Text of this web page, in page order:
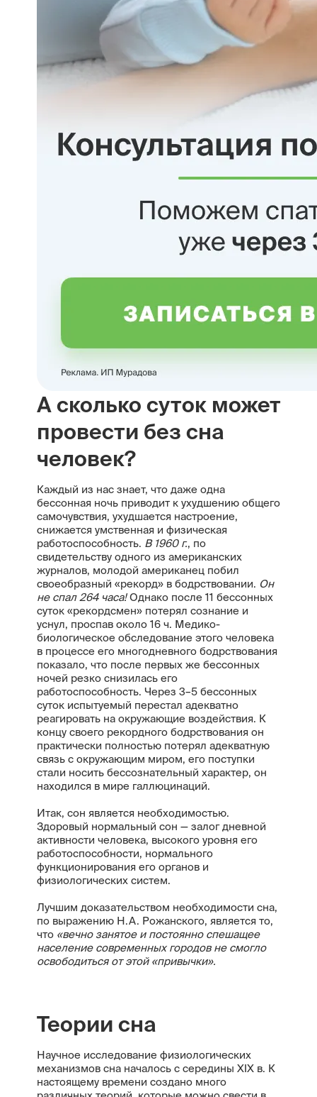
А сколько суток может
провести без сна
человек?
Каждый из нас знает, что даже одна
бессонная ночь приводит к ухудшению общего
самочувствия, ухудшается настроение,
снижается умственная и физическая
работоспособность. В 1960 г., по
свидетельству одного из американских
журналов, молодой американец побил
своеобразный «рекорд» в бодрствовании. Он
не спал 264 часа!Однако после 11 бессонных
суток «рекордсмен» потерял сознание и
уснул, проспав около 16 ч. Медико-
биологическое обследование этого человека
в процессе его многодневного бодрствования
показало, что после первых же бессонных
ночей резко снизилась его
работоспособность. Через 3–5 бессонных
суток испытуемый перестал адекватно
реагировать на окружающие воздействия. К
концу своего рекордного бодрствования он
практически полностью потерял адекватную
связь с окружающим миром, его поступки
стали носить бессознательный характер, он
находился в мире галлюцинаций.
Итак, сон является необходимостью.
Здоровый нормальный сон — залог дневной
активности человека, высокого уровня его
работоспособности, нормального
функционирования его органов и
физиологических систем.
Лучшим доказательством необходимости сна,
по выражению Н.А. Рожанского, является то,
что «вечно занятое и постоянно спешащее
население современных городов не смогло
освободиться от этой «привычки».
Теории сна
Научное исследование физиологических
механизмов сна началось с середины XIX в. К
настоящему времени создано много